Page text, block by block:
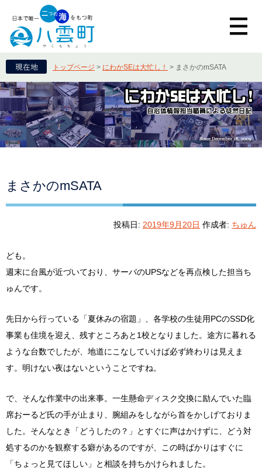
トップページ > にわかSEは大忙し！ > まさかのmSATA
まさかのmSATA
投稿日: 2019年9月20日 作成者: ちゅん
ども。
週末に台風が近づいており、サーバのUPSなどを再点検した担当ち
ゅんです。
先日から行っている「夏休みの宿題」、各学校の生徒用PCのSSD化
事業も佳境を迎え、残すところあと1校となりました。途方に暮れる
ような台数でしたが、地道にこなしていけば必ず終わりは見えま
す。明けない夜はないということですね。
で、そんな作業中の出来事。一生懸命ディスク交換に励んでいた臨
席おーるど氏の手が止まり、腕組みをしながら首をかしげておりま
した。そんなとき「どうしたの？」とすぐに声はかけずに、どう対
処するのかを観察する癖があるのですが、この時ばかりはすぐに
「ちょっと見てほしい」と相談を持ちかけられました。